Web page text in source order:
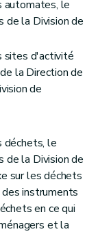
automates, le
de la Division de
sites d'activité
la Direction de
de
déchets, le
de la Division de
sur les déchets
instruments
en ce qui
et la